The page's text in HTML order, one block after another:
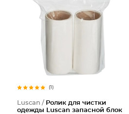
(1)
Luscan / Ролик для чистки
одежды Luscan запасной блок